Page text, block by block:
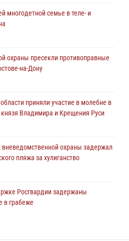
охраны пресекли противоправные
взрывотехников прошел в
многодетной семье в теле- и
охраны пресекли противоправные
на-Дону
приняли участие в молебне в
князя Владимира и Крещения Руси
вневедомственной охраны задержал
пляжа за хулиганство
Росгвардии задержаны
в грабеже